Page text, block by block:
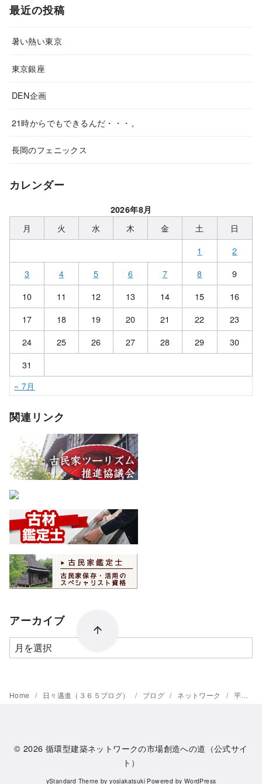
最近の投稿
暑い熱い東京
東京銀座
DEN企画
21時からでもできるんだ・・・。
長岡のフェニックス
カレンダー
2026年8月
月 火 水 木 金 土
日
1
2
3
4 5 6 7 8
9
10
11 12 13 14 15
16
17
18 19 20 21 22
23
24
25 26 27 28 29
30
31
« 7月
関連リンク
アーカイブ
ア
ー
イ
Home 日々邁進（３６５ブログ） ブログ ネットワーク 平成の大工棟梁
© 2026循環型建築ネットワークの市場創造への道（公式サイ
ト）
yStandard Theme byyosiakatsuki Powered by WordPress